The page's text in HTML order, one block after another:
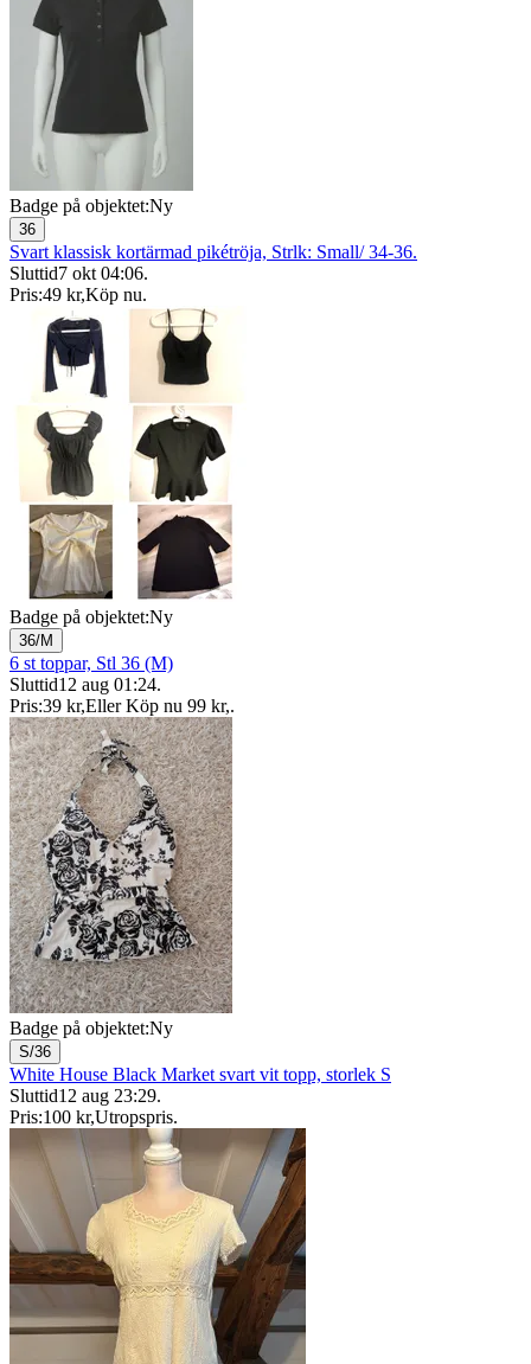
Badge på objektet:Ny
36
Svart klassisk kortärmad pikétröja, Strlk: Small/ 34-36.
Sluttid7 okt 04:06.
Pris:49 kr,Köp nu.
Badge på objektet:Ny
36/M
6 st toppar, Stl 36 (M)
Sluttid12 aug 01:24.
Pris:39 kr,Eller Köp nu 99 kr,.
Badge på objektet:Ny
S/36
White House Black Market svart vit topp, storlek S
Sluttid12 aug 23:29.
Pris:100 kr,Utropspris.